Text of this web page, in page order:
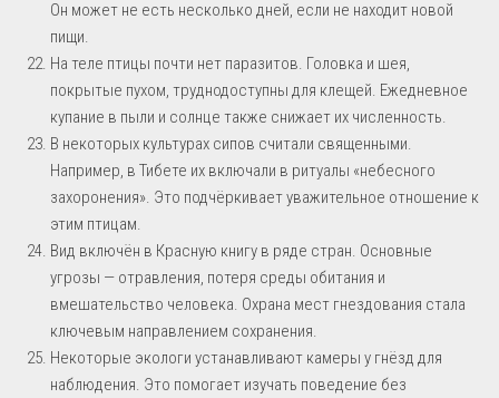
Он может не есть несколько дней, если не находит новой
пищи.
На теле птицы почти нет паразитов. Головка и шея,
покрытые пухом, труднодоступны для клещей. Ежедневное
купание в пыли и солнце также снижает их численность.
В некоторых культурах сипов считали священными.
Например, в Тибете их включали в ритуалы «небесного
захоронения». Это подчёркивает уважительное отношение к
этим птицам.
Вид включён в Красную книгу в ряде стран. Основные
угрозы — отравления, потеря среды обитания и
вмешательство человека. Охрана мест гнездования стала
ключевым направлением сохранения.
Некоторые экологи устанавливают камеры у гнёзд для
наблюдения. Это помогает изучать поведение без